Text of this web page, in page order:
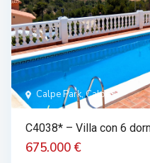
Calpe Park, Calpe
C4038* – Villa con 6
675.000 €